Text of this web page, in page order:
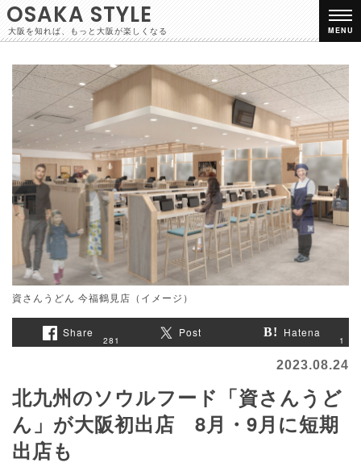
OSAKA STYLE
大阪を知れば、もっと大阪が楽しくなる MENU
資さんうどん 今福鶴見店（イメージ）
Share
281
Post Hatena
1
2023.08.24
北九州のソウルフード「資さんうど
ん」が大阪初出店 8月・9月に短期
出店も